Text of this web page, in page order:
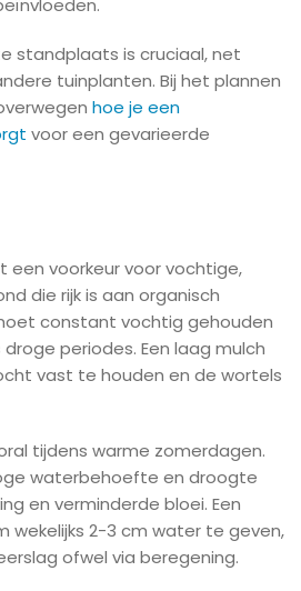
standplaats is cruciaal, net
tuinplanten. Bij het plannen
hoe je een
voor een gevarieerde
een voorkeur voor vochtige,
die rijk is aan organisch
constant vochtig gehouden
periodes. Een laag mulch
vast te houden en de wortels
tijdens warme zomerdagen.
waterbehoefte en droogte
en verminderde bloei. Een
wekelijks 2-3 cm water te geven,
ofwel via beregening.